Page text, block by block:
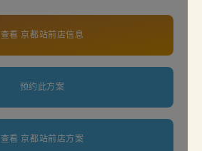
查看 京都站前店信息
预约此方案
查看 京都站前店方案